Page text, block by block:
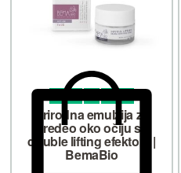
Ocenjeno sa od 5
Prirodna emulzija za
predeo oko očiju sa
double lifting efektom |
BemaBio